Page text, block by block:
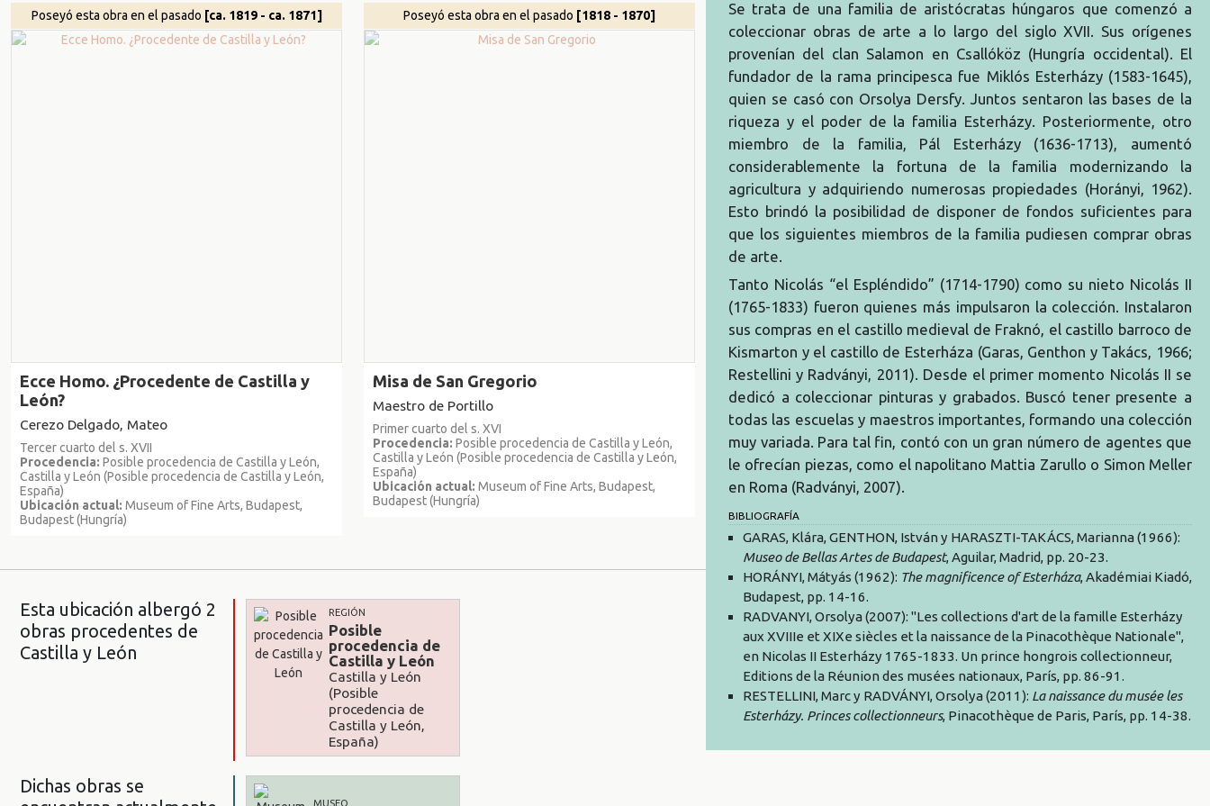
Se trata de una familia de aristócratas húngaros que comenzó a
coleccionar obras de arte a lo largo del siglo XVII. Sus orígenes
provenían del clan Salamon en Csallóköz (Hungría occidental). El
fundador de la rama principesca fue Miklós Esterházy (1583-1645),
quien se casó con Orsolya Dersfy. Juntos sentaron las bases de la
riqueza y el poder de la familia Esterházy. Posteriormente, otro
miembro de la familia, Pál Esterházy (1636-1713), aumentó
considerablemente la fortuna de la familia modernizando la
agricultura y adquiriendo numerosas propiedades (Horányi, 1962).
Esto brindó la posibilidad de disponer de fondos suficientes para
que los siguientes miembros de la familia pudiesen comprar obras
de arte.
Tanto Nicolás “el Espléndido” (1714-1790) como su nieto Nicolás II
(1765-1833) fueron quienes más impulsaron la colección. Instalaron
sus compras en el castillo medieval de Fraknó, el castillo barroco de
Kismarton y el castillo de Esterháza (Garas, Genthon y Takács, 1966;
Restellini y Radványi, 2011). Desde el primer momento Nicolás II se
dedicó a coleccionar pinturas y grabados. Buscó tener presente a
todas las escuelas y maestros importantes, formando una colección
muy variada. Para tal fin, contó con un gran número de agentes que
le ofrecían piezas, como el napolitano Mattia Zarullo o Simon Meller
en Roma (Radványi, 2007).
BIBLIOGRAFÍA
GARAS, Klára, GENTHON, István y HARASZTI-TAKÁCS, Marianna (1966):
Museo de Bellas Artes de Budapest, Aguilar, Madrid, pp. 20-23.
HORÁNYI, Mátyás (1962): The magnificence of Esterháza, Akadémiai Kiadó,
Budapest, pp. 14-16.
RADVANYI, Orsolya (2007): "Les collections d'art de la famille Esterházy
aux XVIIIe et XIXe siècles et la naissance de la Pinacothèque Nationale",
en Nicolas II Esterházy 1765-1833. Un prince hongrois collectionneur,
Editions de la Réunion des musées nationaux, París, pp. 86-91.
RESTELLINI, Marc y RADVÁNYI, Orsolya (2011): La naissance du musée les
Esterházy. Princes collectionneurs, Pinacothèque de Paris, París, pp. 14-38.
Poseyó esta obra en el pasado [ca. 1819 - ca. 1871]
Ecce Homo. ¿Procedente de Castilla y
León?
Cerezo Delgado, Mateo
Tercer cuarto del s. XVII
Procedencia: Posible procedencia de Castilla y León,
Castilla y León (Posible procedencia de Castilla y León,
España)
Ubicación actual: Museum of Fine Arts, Budapest,
Budapest (Hungría)
Poseyó esta obra en el pasado [1818 - 1870]
Misa de San Gregorio
Maestro de Portillo
Primer cuarto del s. XVI
Procedencia: Posible procedencia de Castilla y León,
Castilla y León (Posible procedencia de Castilla y León,
España)
Ubicación actual: Museum of Fine Arts, Budapest,
Budapest (Hungría)
Esta ubicación albergó 2
obras procedentes de
Castilla y León
REGIÓN
Posible
procedencia de
Castilla y León
Castilla y León
(Posible
procedencia de
Castilla y León,
España)
Dichas obras se
MUSEO